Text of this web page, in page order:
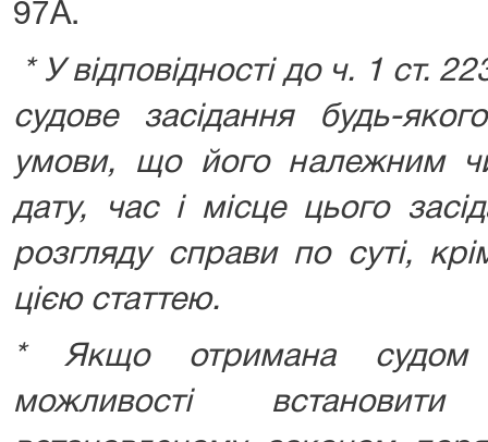
97А.
* У відповідності до ч. 1 ст.
судове засідання будь-
умови, що його належним
дату, час і місце цього
розгляду справи по суті,
цією статтею.
* Якщо отримана судом
можливості